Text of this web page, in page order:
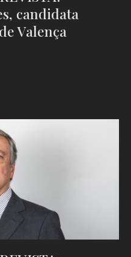
candidata
Valença